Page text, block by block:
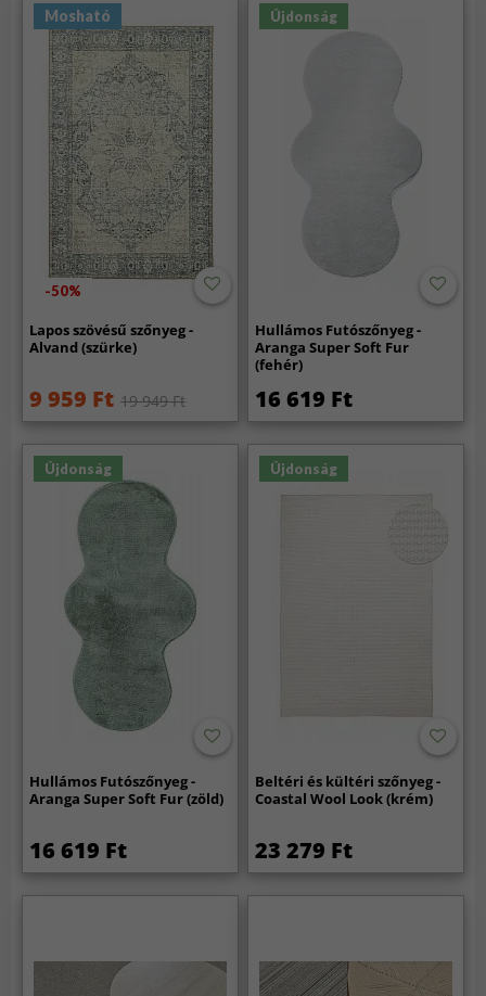
Mosható
-50%
Lapos szövésű szőnyeg -
Alvand (szürke)
9 959 Ft 19 949 Ft
Újdonság
Hullámos Futószőnyeg -
Aranga Super Soft Fur
(fehér)
16 619 Ft
Újdonság
Hullámos Futószőnyeg -
Aranga Super Soft Fur (zöld)
16 619 Ft
Újdonság
Beltéri és kültéri szőnyeg -
Coastal Wool Look (krém)
23 279 Ft